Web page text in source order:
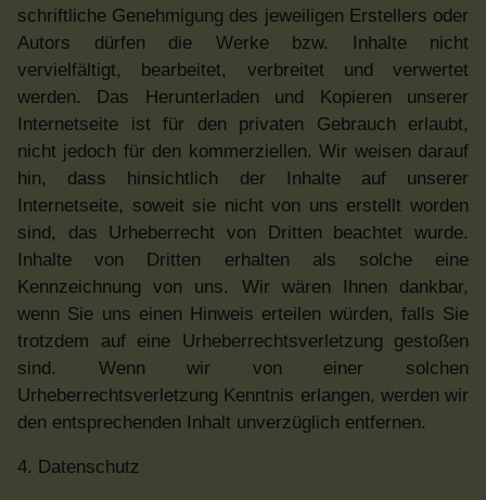
schriftliche Genehmigung des jeweiligen Erstellers oder
Autors dürfen die Werke bzw. Inhalte nicht
vervielfältigt, bearbeitet, verbreitet und verwertet
werden. Das Herunterladen und Kopieren unserer
Internetseite ist für den privaten Gebrauch erlaubt,
nicht jedoch für den kommerziellen. Wir weisen darauf
hin, dass hinsichtlich der Inhalte auf unserer
Internetseite, soweit sie nicht von uns erstellt worden
sind, das Urheberrecht von Dritten beachtet wurde.
Inhalte von Dritten erhalten als solche eine
Kennzeichnung von uns. Wir wären Ihnen dankbar,
wenn Sie uns einen Hinweis erteilen würden, falls Sie
trotzdem auf eine Urheberrechtsverletzung gestoßen
sind. Wenn wir von einer solchen
Urheberrechtsverletzung Kenntnis erlangen, werden wir
den entsprechenden Inhalt unverzüglich entfernen.
4. Datenschutz